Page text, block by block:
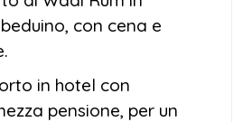
con cena e
in hotel con
pensione, per un